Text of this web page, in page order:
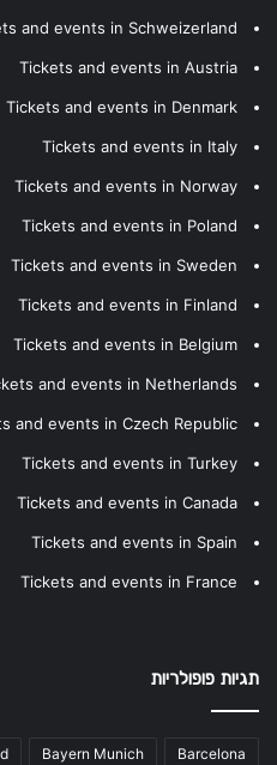
and events in Schweizerland
Tickets and events in Austria
Tickets and events in Denmark
Tickets and events in Italy
Tickets and events in Norway
Tickets and events in Poland
Tickets and events in Sweden
Tickets and events in Finland
Tickets and events in Belgium
and events in Netherlands
and events in Czech Republic
Tickets and events in Turkey
Tickets and events in Canada
Tickets and events in Spain
Tickets and events in France
תגיות פופולריות
Barcelona
Bayern Munich